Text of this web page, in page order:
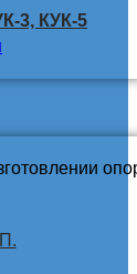
3, КУК-5